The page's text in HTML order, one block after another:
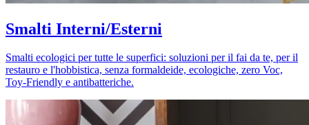
Smalti Interni/Esterni
Smalti ecologici per tutte le superfici: soluzioni per il fai da te, per il
restauro e l'hobbistica, senza formaldeide, ecologiche, zero Voc,
Toy-Friendly e antibatteriche.